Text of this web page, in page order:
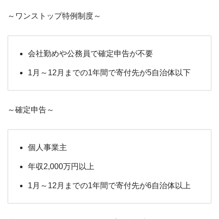
～ワンストップ特例制度～
会社勤めや公務員で確定申告が不要
1 月～ 12 月までの1年間で寄付先が5自治体以下
～確定申告～
個人事業主
年収2,000万円以上
1 月～ 12 月までの1年間で寄付先が6自治体以上